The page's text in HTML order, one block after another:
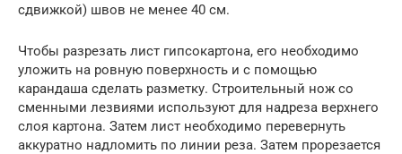
сдвижкой) швов не менее 40 см.
Чтобы разрезать лист гипсокартона, его необходимо
уложить на ровную поверхность и с помощью
карандаша сделать разметку. Строительный нож со
сменными лезвиями используют для надреза верхнего
слоя картона. Затем лист необходимо перевернуть
аккуратно надломить по линии реза. Затем прорезается